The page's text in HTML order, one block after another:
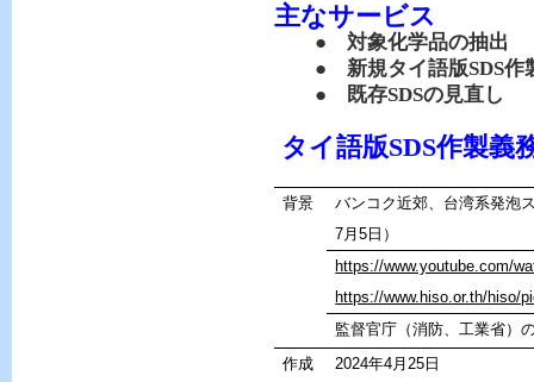
主なサービス
● 対象化学品の抽出
● 新規タイ語版SDS作
● 既存SDSの見直し
タイ語版SDS作製義
背景
バンコク近郊、台湾系発泡
7月5 日）
https://www.youtube.com/
https://www.hiso.or.th/hiso/
監督官庁（消防、工業省）
作成
2024年4月25 日